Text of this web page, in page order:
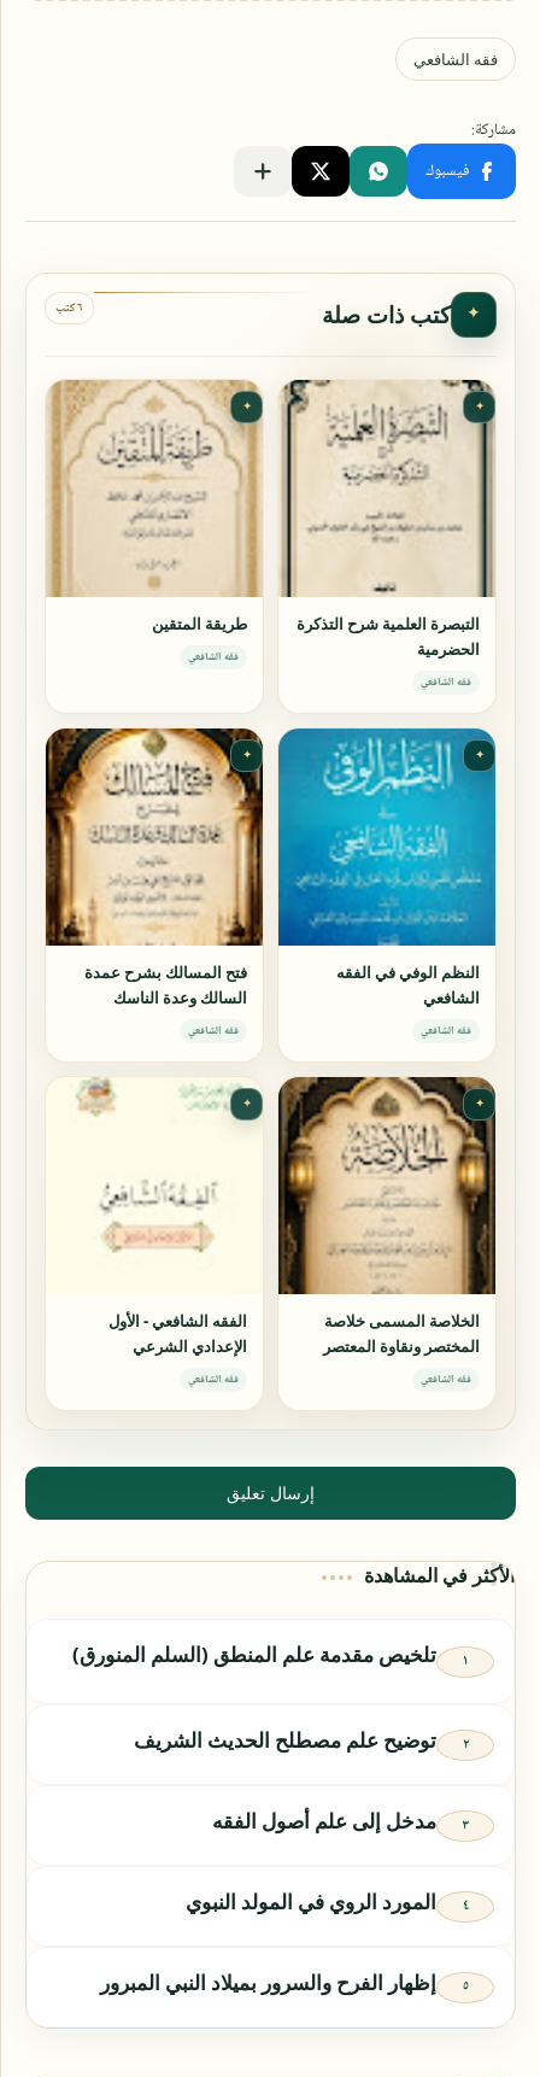
✦ كتب ذات صلة ٦ كتب
✦
التبصرة العلمية شرح التذكرة
الحضرمية
فقه الشافعي
✦
طريقة المتقين
فقه الشافعي
✦
النظم الوفي في الفقه
الشافعي
فقه الشافعي
✦
فتح المسالك بشرح عمدة
السالك وعدة الناسك
فقه الشافعي
✦
الخلاصة المسمى خلاصة
المختصر ونقاوة المعتصر
فقه الشافعي
✦
الفقه الشافعي - الأول
الإعدادي الشرعي
فقه الشافعي
إرسال تعليق
الأكثر في المشاهدة
تلخيص مقدمة علم المنطق (السلم المنورق)
توضيح علم مصطلح الحديث الشريف
مدخل إلى علم أصول الفقه
المورد الروي في المولد النبوي
إظهار الفرح والسرور بميلاد النبي المبرور